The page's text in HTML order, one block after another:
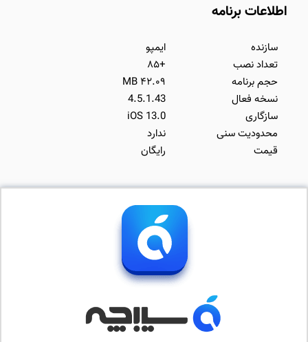
اطلاعات برنامه
ایمپو
+۸۵
۴۲.۰۹ MB
4.5.1.43
iOS 13.0
ندارد
رایگان
سازنده
تعداد نصب
حجم برنامه
نسخه فعال
سازگاری
محدودیت سنی
قیمت